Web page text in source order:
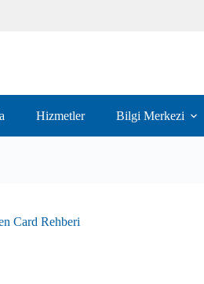
Hizmetler Bilgi Merkezi
Card Rehberi